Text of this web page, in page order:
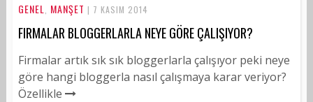
GENEL MANŞET | 7 KASIM 2014
FIRMALAR BLOGGERLARLA NEYE GÖRE ÇALIŞIYOR?
Firmalar artık sık sık bloggerlarla çalışıyor peki neye
göre hangi bloggerla nasıl çalışmaya karar veriyor?
Özellikle